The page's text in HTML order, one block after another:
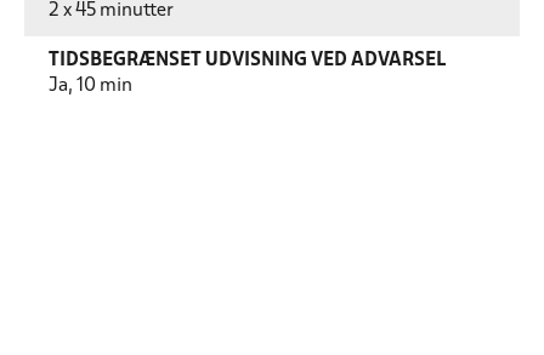
2 x 45 minutter
TIDSBEGRÆNSET UDVISNING VED ADVARSEL
Ja, 10 min